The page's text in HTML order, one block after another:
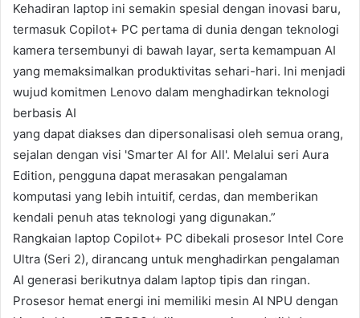
Kehadiran laptop ini semakin spesial dengan inovasi baru,
termasuk Copilot+ PC pertama di dunia dengan teknologi
kamera tersembunyi di bawah layar, serta kemampuan AI
yang memaksimalkan produktivitas sehari-hari. Ini menjadi
wujud komitmen Lenovo dalam menghadirkan teknologi
berbasis AI
yang dapat diakses dan dipersonalisasi oleh semua orang,
sejalan dengan visi 'Smarter AI for All'. Melalui seri Aura
Edition, pengguna dapat merasakan pengalaman
komputasi yang lebih intuitif, cerdas, dan memberikan
kendali penuh atas teknologi yang digunakan.”
Rangkaian laptop Copilot+ PC dibekali prosesor Intel Core
Ultra (Seri 2), dirancang untuk menghadirkan pengalaman
AI generasi berikutnya dalam laptop tipis dan ringan.
Prosesor hemat energi ini memiliki mesin AI NPU dengan